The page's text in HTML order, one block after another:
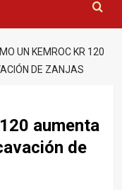
UN KEMROC KR 120
DE ZANJAS
aumenta
de